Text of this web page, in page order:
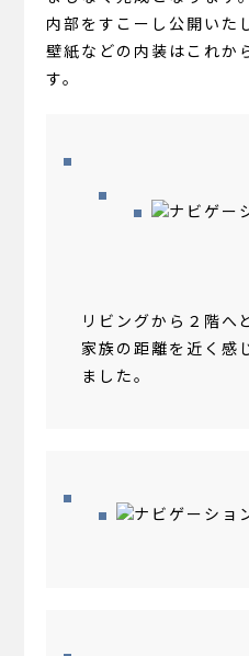
内部をすこーし公開いた
壁紙などの内装はこれか
す。
リビングから２階へ
家族の距離を近く感
ました。